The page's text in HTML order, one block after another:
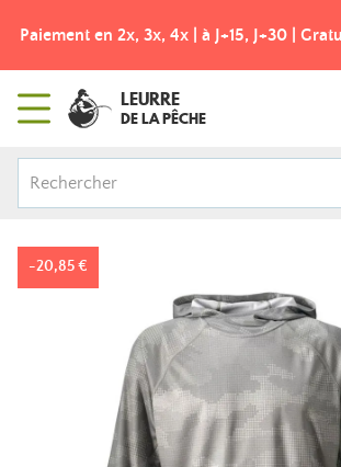
Paiement en 2x, 3x, 4x | à J+15, J+30 |
LEURRE
DE LA PÊCHE
-20,85 €